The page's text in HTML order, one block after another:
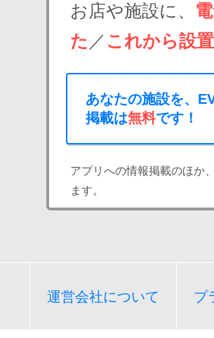
お店や施設に、
た ／ これから設
あなたの施設を、
掲載は無料です！
アプリへの情報掲載のほか
ます。
運営会社について プ